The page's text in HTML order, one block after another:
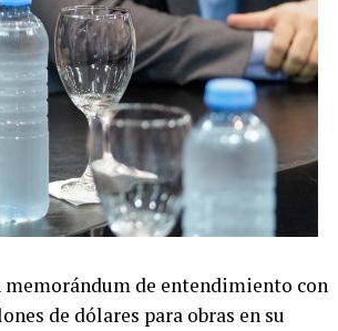
de entendimiento con
de dólares para obras en su